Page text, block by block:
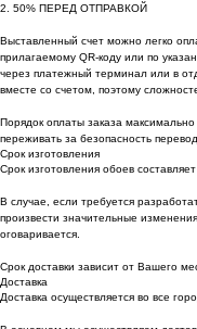
2. 50% ПЕРЕД ОТПРАВКОЙ
Выставленный счет можно легко
прилагаемому QR-коду или по
через платежный терминал или в
вместе со счетом, поэтому
Порядок оплаты заказа
переживать за безопасность
Срок изготовления
Срок изготовления обоев
В случае, если требуется
произвести значительные
оговаривается.
Срок доставки зависит от Вашего
Доставка
Доставка осуществляется во все